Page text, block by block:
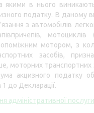
якими в нього
податку. В даному
з автомобілів
мотоциклів
мотором, з
засобів,
моторних транспортних
акцизного податку
до Декларації.
адміністративної послуги